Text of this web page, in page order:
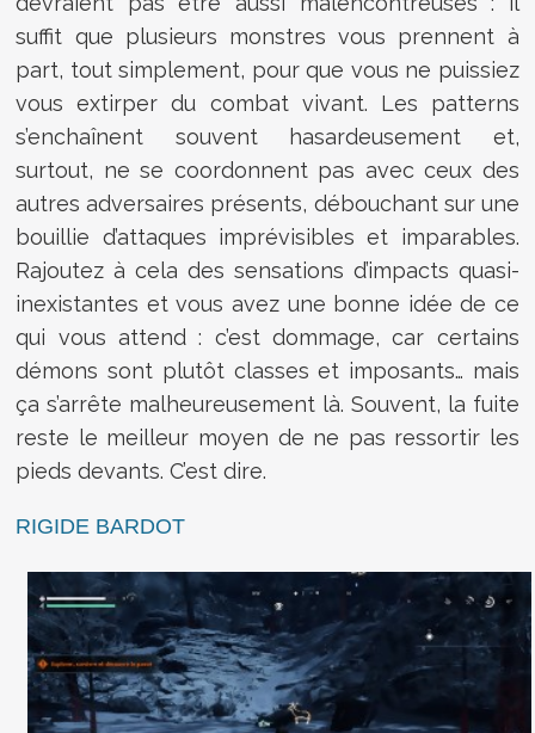
suffit que plusieurs monstres vous prennent à
part, tout simplement, pour que vous ne puissiez
vous extirper du combat vivant. Les patterns
s’enchaînent souvent hasardeusement et,
surtout, ne se coordonnent pas avec ceux des
autres adversaires présents, débouchant sur une
bouillie d’attaques imprévisibles et imparables.
Rajoutez à cela des sensations d’impacts quasi-
inexistantes et vous avez une bonne idée de ce
qui vous attend : c’est dommage, car certains
démons sont plutôt classes et imposants… mais
ça s’arrête malheureusement là. Souvent, la fuite
reste le meilleur moyen de ne pas ressortir les
pieds devants. C’est dire.
RIGIDE BARDOT